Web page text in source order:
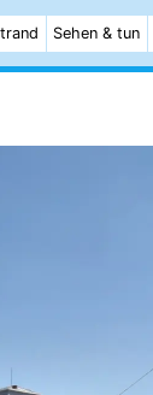
Sehen & tun